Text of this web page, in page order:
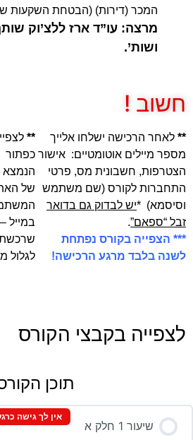
המכר (דירות) (הבטחת השקעות
מרצה: עו”ד ארז ללצ’וק
ושות’.
חשוב !
** לאחר הרכישה ישלחו אלייך
מספר מיילים אוטומטיים: אישור
הצטרפות, חשבונית מס, פרטי
התחברות לקורס (שם משתמש
וסיסמא) *יש לבדוק גם בדואר
זבל “ספאם”.
*** הצפייה בקורס נפתחת
לשנה בלבד מרגע הרכישה!
**
כפתור
הנמצא
של
במייל
לגלול
לצפייה בקבצי הקורס
תוכן
שיעור 1 חלק א
אין לך גישה